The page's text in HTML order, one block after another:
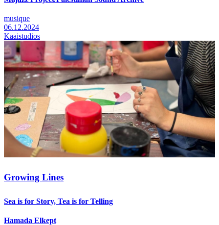
musique
06.12.2024
Kaaistudios
Growing Lines
Sea is for Story, Tea is for Telling
Hamada Elkept